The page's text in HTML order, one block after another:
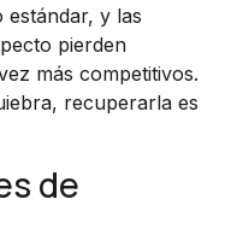
estándar, y las
pierden
más competitivos.
recuperarla es
de